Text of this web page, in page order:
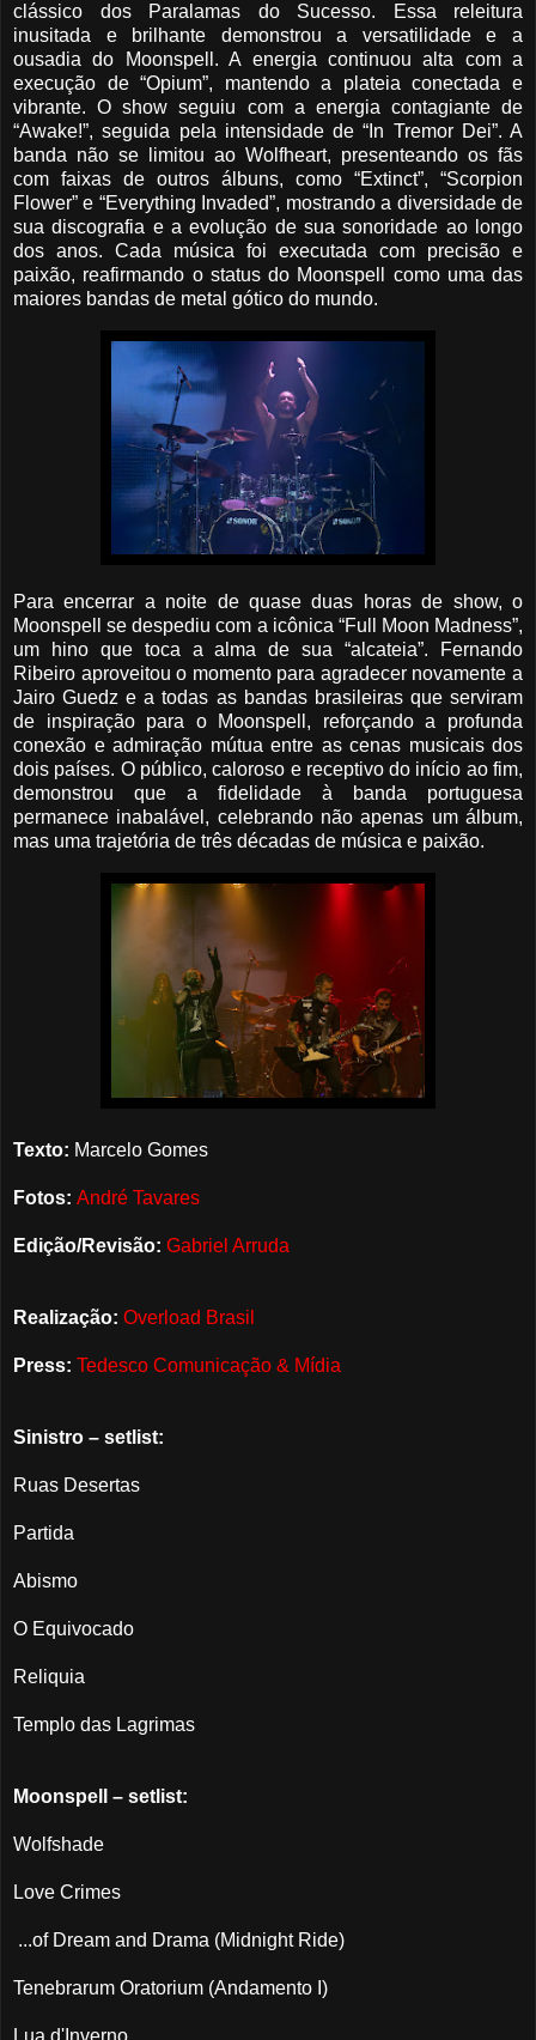
clássico dos Paralamas do Sucesso. Essa releitura
inusitada e brilhante demonstrou a versatilidade e a
ousadia do Moonspell. A energia continuou alta com a
execução de “Opium”, mantendo a plateia conectada e
vibrante. O show seguiu com a energia contagiante de
“Awake!”, seguida pela intensidade de “In Tremor Dei”. A
banda não se limitou ao Wolfheart, presenteando os fãs
com faixas de outros álbuns, como “Extinct”, “Scorpion
Flower” e “Everything Invaded”, mostrando a diversidade de
sua discografia e a evolução de sua sonoridade ao longo
dos anos. Cada música foi executada com precisão e
paixão, reafirmando o status do Moonspell como uma das
maiores bandas de metal gótico do mundo.
Para encerrar a noite de quase duas horas de show, o
Moonspell se despediu com a icônica “Full Moon Madness”,
um hino que toca a alma de sua “alcateia”. Fernando
Ribeiro aproveitou o momento para agradecer novamente a
Jairo Guedz e a todas as bandas brasileiras que serviram
de inspiração para o Moonspell, reforçando a profunda
conexão e admiração mútua entre as cenas musicais dos
dois países. O público, caloroso e receptivo do início ao fim,
demonstrou que a fidelidade à banda portuguesa
permanece inabalável, celebrando não apenas um álbum,
mas uma trajetória de três décadas de música e paixão.
Texto: Marcelo Gomes
Fotos: André Tavares
Edição/Revisão: Gabriel Arruda
Realização: Overload Brasil
Press: Tedesco Comunicação & Mídia
Sinistro – setlist:
Ruas Desertas
Partida
Abismo
O Equivocado
Reliquia
Templo das Lagrimas
Moonspell – setlist:
Wolfshade
Love Crimes
...of Dream and Drama (Midnight Ride)
Tenebrarum Oratorium (Andamento I)
Lua d'Inverno